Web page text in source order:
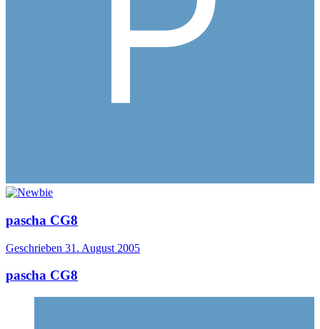
pascha CG8
Geschrieben 31. August 2005
pascha CG8